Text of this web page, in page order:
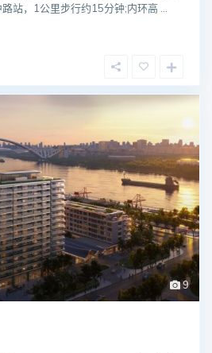
路站，1公里步行约15分钟;内环高 ...
9